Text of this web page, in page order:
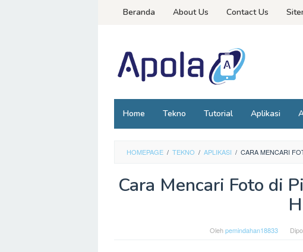
LoncatBeranda About Us Contact Us
Home Tekno Tutorial Aplikasi
HOMEPAGE / TEKNO / APLIKASI / CARA MENCARI
Cara Mencari Foto di
Olehpemindahan18833